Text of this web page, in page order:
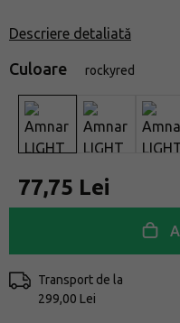
Descriere detaliată
Culoare rockyred
77,75 Lei
Transport de la
299,00 Lei